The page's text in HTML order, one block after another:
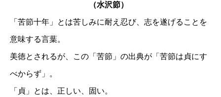
（水沢節）
「苦節十年」とは苦しみに耐え忍び、志を遂げることを
意味する言葉。
美徳とされるが、この「苦節」の出典が「苦節は貞にす
べからず」。
「貞」とは、正しい、固い。